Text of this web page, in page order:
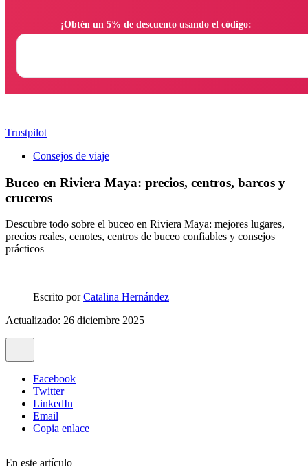
Trustpilot
Consejos de viaje
Buceo en Riviera Maya: precios, centros, barcos y
cruceros
Descubre todo sobre el buceo en Riviera Maya: mejores lugares,
precios reales, cenotes, centros de buceo confiables y consejos
prácticos
Escrito porCatalina Hernández
Actualizado: 26 diciembre 2025
Facebook
Twitter
LinkedIn
Email
Copia enlace
En este artículo